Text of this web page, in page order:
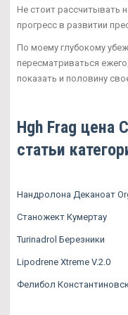
Не стоит рассчитывать
прогресс в развитии
По моему глубокому
пересматриваться
показать и половину
Hgh Frag цена
статьи
Нандролона Деканоат
Станожект Кумертау
Turinadrol Березники
Lipodrene Xtreme V.2.0
Фелибол